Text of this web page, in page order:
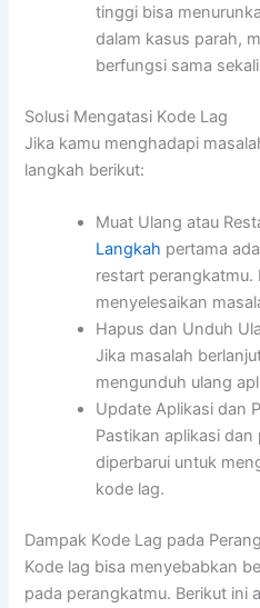
tinggi bisa
dalam kasus parah,
berfungsi sama
Solusi Mengatasi Kode Lag
Jika kamu menghadapi
langkah berikut:
Muat Ulang atau
Langkah pertama
restart perangkatmu.
menyelesaikan
Hapus dan Unduh
Jika masalah
mengunduh ulang
Update Aplikasi dan
Pastikan aplikasi
diperbarui untuk
kode lag.
Dampak Kode Lag pada
Kode lag bisa menyebabkan
pada perangkatmu. Berikut ini